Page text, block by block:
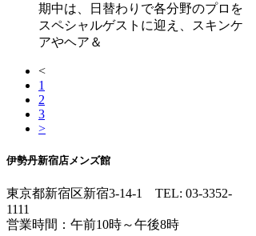
期中は、日替わりで各分野のプロを
スペシャルゲストに迎え、スキンケ
アやヘア＆
<
1
2
3
>
伊勢丹新宿店メンズ館
東京都新宿区新宿3-14-1 TEL: 03-3352-
1111
営業時間：午前10時～午後8時